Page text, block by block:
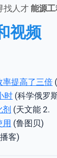
找人才 能源
视频
率提高了三倍
时 (科学俄罗
剂 (天文能 2.
用 (鲁图贝)
客)